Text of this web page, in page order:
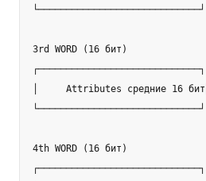
└─────────────────────────────┘
3rd WORD (16 бит)
┌─────────────────────────────┐
│     Attributes средние 16 бит│
└─────────────────────────────┘
4th WORD (16 бит)
┌─────────────────────────────┐